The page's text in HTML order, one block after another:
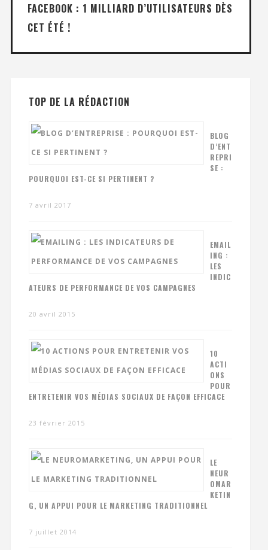
FACEBOOK : 1 MILLIARD D’UTILISATEURS DÈS
CET ÉTÉ !
TOP DE LA RÉDACTION
BLOG
D’ENT
REPRI
SE :
POURQUOI EST-CE SI PERTINENT ?
7 avril 2017
EMAIL
ING :
LES
INDIC
ATEURS DE PERFORMANCE DE VOS CAMPAGNES
20 avril 2015
10
ACTI
ONS
POUR
ENTRETENIR VOS MÉDIAS SOCIAUX DE FAÇON EFFICACE
23 février 2015
LE
NEUR
OMAR
KETIN
G, UN APPUI POUR LE MARKETING TRADITIONNEL
7 juillet 2014